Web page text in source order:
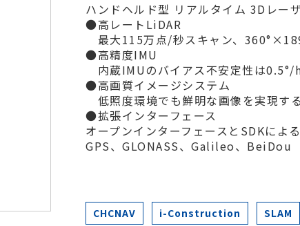
ハンドヘルド型 リアルタイム 3Dレー
●高レートLiDAR
最大115万点/秒スキャン、
●高精度IMU
内蔵IMUのバイアス不安定性は0.5°/
●高画質イメージシステム
低照度環境でも鮮明な画像を実現す
●拡張インターフェース
オープンインターフェースとSDKによ
GPS、GLONASS、Galileo、BeiDou
CHCNAV i-Construction SLAM